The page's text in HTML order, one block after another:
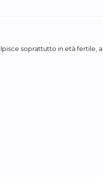
soprattutto in età fertile,